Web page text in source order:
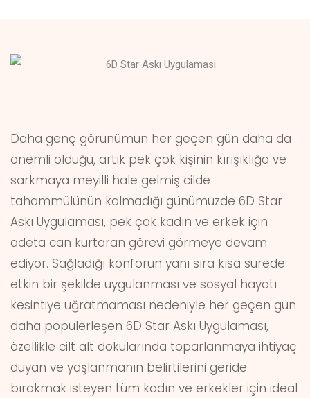
Daha genç görünümün her geçen gün daha da
önemli olduğu, artık pek çok kişinin kırışıklığa ve
sarkmaya meyilli hale gelmiş cilde
tahammülünün kalmadığı günümüzde 6D Star
Askı Uygulaması, pek çok kadın ve erkek için
adeta can kurtaran görevi görmeye devam
ediyor. Sağladığı konforun yanı sıra kısa sürede
etkin bir şekilde uygulanması ve sosyal hayatı
kesintiye uğratmaması nedeniyle her geçen gün
daha popülerleşen 6D Star Askı Uygulaması,
özellikle cilt alt dokularında toparlanmaya ihtiyaç
duyan ve yaşlanmanın belirtilerini geride
bırakmak isteyen tüm kadın ve erkekler için ideal